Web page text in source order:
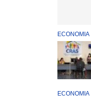
ECONOMIA
ECONOMIA